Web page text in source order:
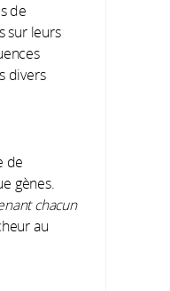
de
sur leurs
divers
de
gènes.
chacun
au